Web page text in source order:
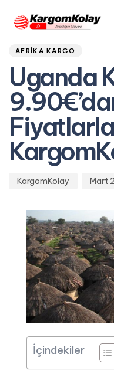
PUBLISHED
IN:
AFRIKA KARGO
Uganda
Fiyatlarla |
Author
KargomKolay
Published
on:
Mart
İçindekiler